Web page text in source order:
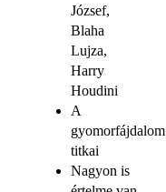
József,
Blaha
Lujza,
Harry
Houdini
A
gyomorfájdalom
titkai
Nagyon is